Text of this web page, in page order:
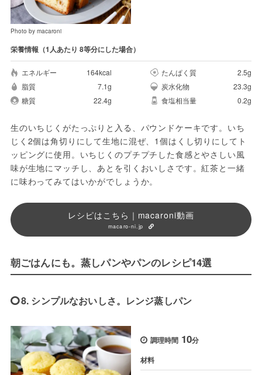
Photo by macaroni
栄養情報（1人あたり 8等分にした場合）
エネルギー 164kcal たんぱく質
2.5g
脂質
7.1g 炭水化物
23.3g
糖質
22.4g 食塩相当量 0.2g
生のいちじくがたっぷりと入る、パウンドケーキです。いち
じく2個は角切りにして生地に混ぜ、1個はくし切りにしてト
ッピングに使用。いちじくのプチプチした食感とやさしい風
味が生地にマッチし、あとを引くおいしさです。紅茶と一緒
に味わってみてはいかがでしょうか。
レシピはこちら｜macaroni動画
macaro-ni.jp
朝ごはんにも。蒸しパンやパンのレシピ14選
8. シンプルなおいしさ。レンジ蒸しパン
調理時間 10分
材料